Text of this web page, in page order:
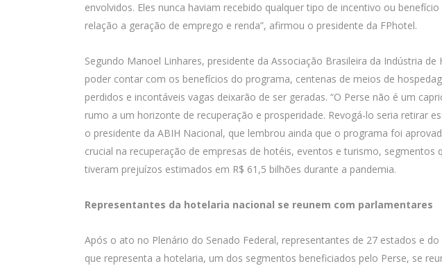
envolvidos. Eles nunca haviam recebido qualquer tipo de incentivo ou
relação a geração de emprego e renda”, afirmou o presidente da FPhotel.
Segundo Manoel Linhares, presidente da Associação Brasileira da Indústria
poder contar com os benefícios do programa, centenas de meios de
perdidos e incontáveis vagas deixarão de ser geradas. “O Perse não é um
rumo a um horizonte de recuperação e prosperidade. Revogá-lo seria retirar
o presidente da ABIH Nacional, que lembrou ainda que o programa foi
crucial na recuperação de empresas de hotéis, eventos e turismo,
tiveram prejuízos estimados em R$ 61,5 bilhões durante a pandemia.
Representantes da hotelaria nacional se reunem com parlamentares
Após o ato no Plenário do Senado Federal, representantes de 27 estados e
que representa a hotelaria, um dos segmentos beneficiados pelo Perse, se